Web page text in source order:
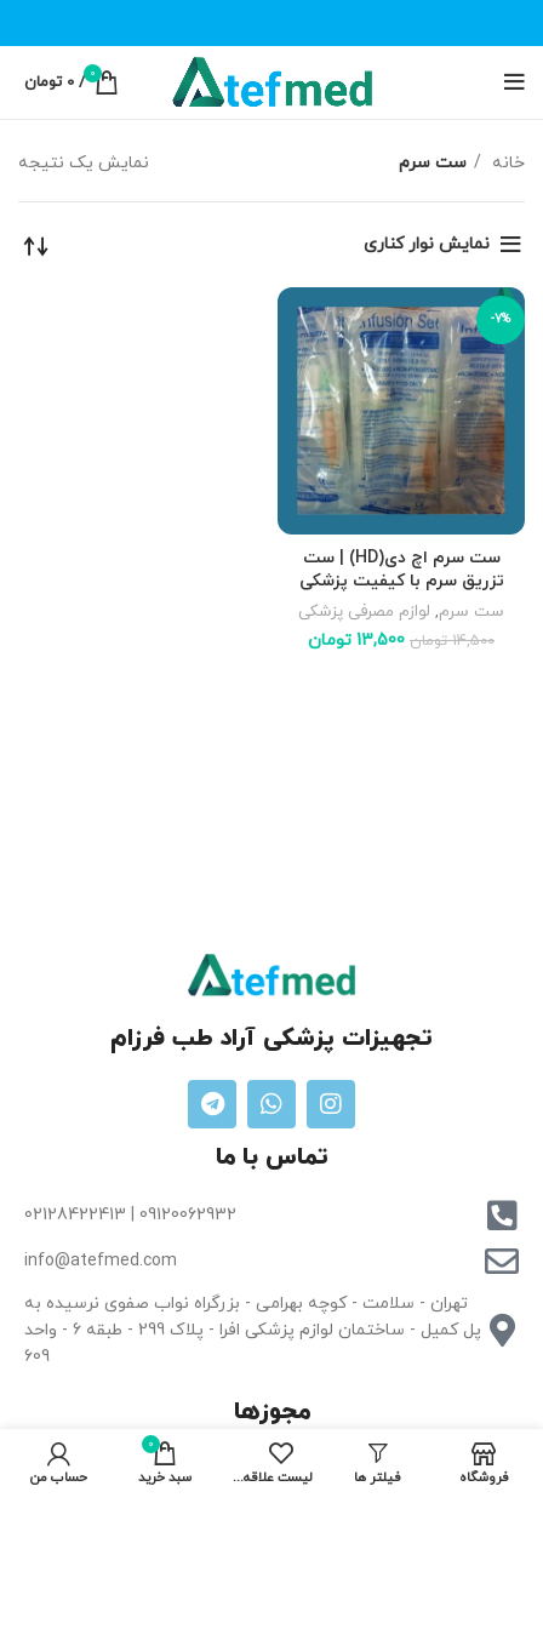
0
/
0 تومان
خانه ست سرم نمایش یک نتیجه
نمایش نوار کناری
-7%
ست سرم اچ دی(HD) | ست
تزریق سرم با کیفیت پزشکی
ست سرم, لوازم مصرفی پزشکی
14,500 تومان 13,500 تومان
تجهیزات پزشکی آراد طب فرزام
تماس با ما
09120062932 | 02128422413
info@atefmed.com
تهران - سلامت - کوچه بهرامی - بزرگراه نواب صفوی نرسیده به
پل کمیل - ساختمان لوازم پزشکی افرا - پلاک 299 - طبقه 6 - واحد
609
مجوزها
کلیه حقوق برای سایت تجهیزات پزشکی آراد طب فرزام محفوظ بوده و
فروشگاه فیلتر ها لیست علاقه مندی ها
0
سبد خرید حساب من